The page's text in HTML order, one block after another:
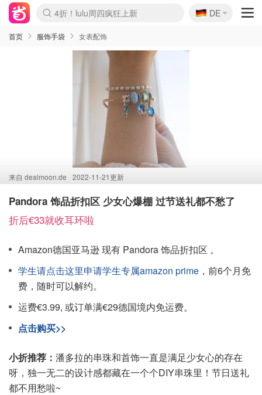
Boticinal 夏促开抢！
4折！lulu周四疯狂上新
还没结束！&OtherStories大促
Joybuy变相75折 随时失效
速领！Stanley独家85折
疑似霸哥！Camper额外叠85折
Zalando 奥莱闪促！每日更新
Moncler反季囤！5折起+叠9折
Coach Brooklyn仅€192
🇩🇪
DE
首页 服饰手袋 女表配饰
来自 dealmoon.de 2022-11-21更新
Pandora 饰品折扣区 少女心爆棚 过节送礼都不愁了
折后€33就收耳环啦
Amazon德国亚马逊 现有 Pandora 饰品折扣区 。
学生请点击这里申请学生专属amazon prime ，前6个月免
费，随时可以解约。
运费€3.99, 或订单满€29德国境内免运费。
点击购买>>
小折推荐： 潘多拉的串珠和首饰一直是满足少女心的存在
呀，独一无二的设计感都藏在一个个DIY串珠里！节日送礼
都不用愁啦~